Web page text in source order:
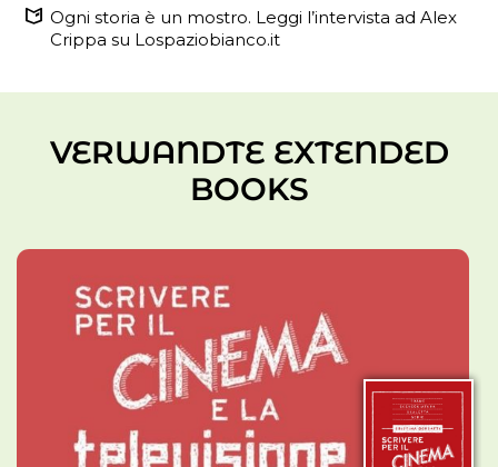
Ogni storia è un mostro. Leggi l’intervista ad Alex
Crippa su Lospaziobianco.it
VERWANDTE EXTENDED
BOOKS